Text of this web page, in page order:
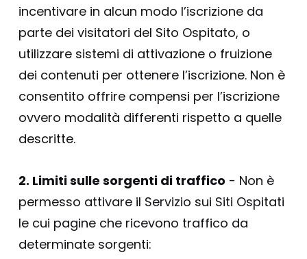
incentivare in alcun modo l’iscrizione da
parte dei visitatori del Sito Ospitato, o
utilizzare sistemi di attivazione o fruizione
dei contenuti per ottenere l’iscrizione. Non è
consentito offrire compensi per l’iscrizione
ovvero modalità differenti rispetto a quelle
descritte.
2. Limiti sulle sorgenti di traffico - Non è
permesso attivare il Servizio sui Siti Ospitati
le cui pagine che ricevono traffico da
determinate sorgenti: